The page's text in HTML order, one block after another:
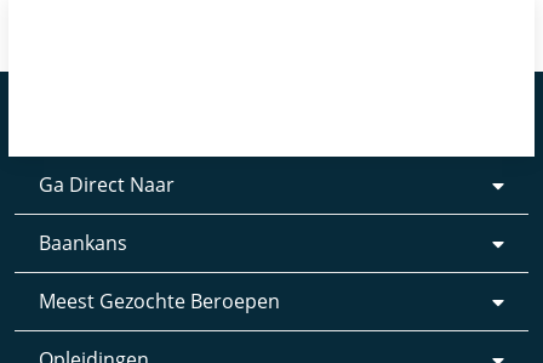
Ga Direct Naar
Baankans
Meest Gezochte Beroepen